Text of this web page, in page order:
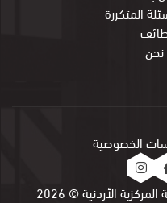
المتكررة
الخصوصية
الأردنية © 2026